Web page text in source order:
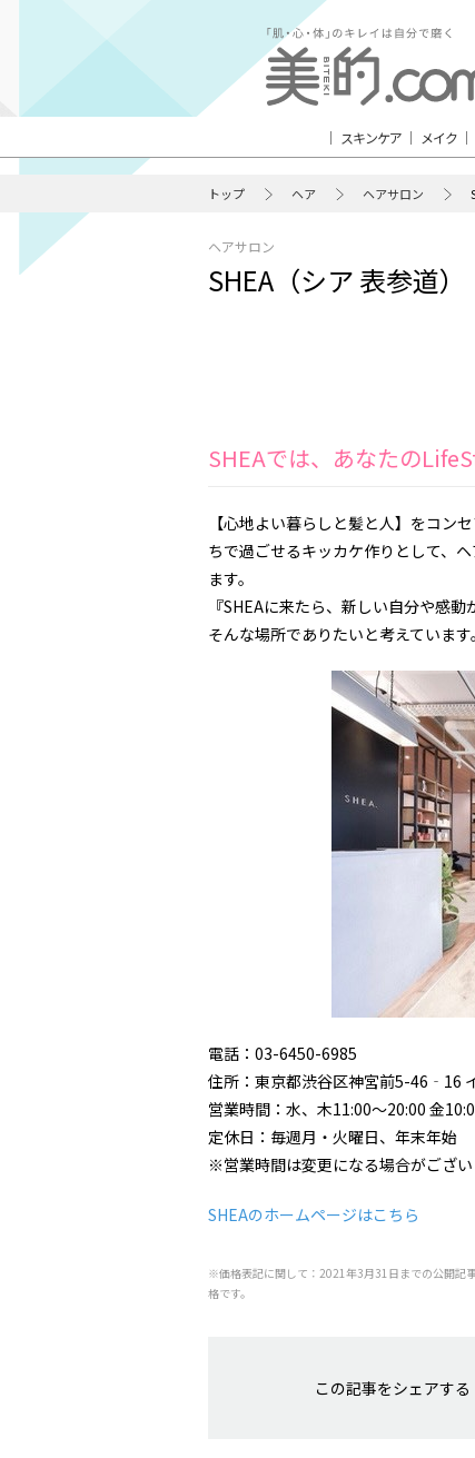
スキンケア メイク
トップ ヘア ヘアサロン
ヘアサロン
SHEA（シア 表参道）
SHEAでは、あなたの
【心地よい暮らしと髪と人】をコン
ちで過ごせるキッカケ作りとして、
ます。
『SHEAに来たら、新しい自分や感
そんな場所でありたいと考えています。
電話：03-6450-6985
住所：東京都渋谷区神宮前5-46‐16
営業時間：水、木11:00〜20:00 金
定休日：毎週月・火曜日、年末年始
※営業時間は変更になる場合がござい
SHEAのホームページはこちら
※価格表記に関して：2021年3月31日までの公開記
格です。
この記事をシェアする